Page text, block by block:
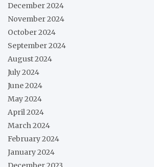
December 2024
November 2024
October 2024
September 2024
August 2024
July 2024
June 2024
May 2024
April 2024
March 2024
February 2024
January 2024